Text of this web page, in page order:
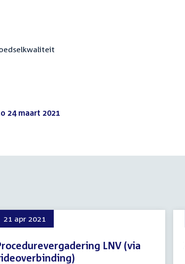
24 maart 2021
21 apr 2021
LNV (via